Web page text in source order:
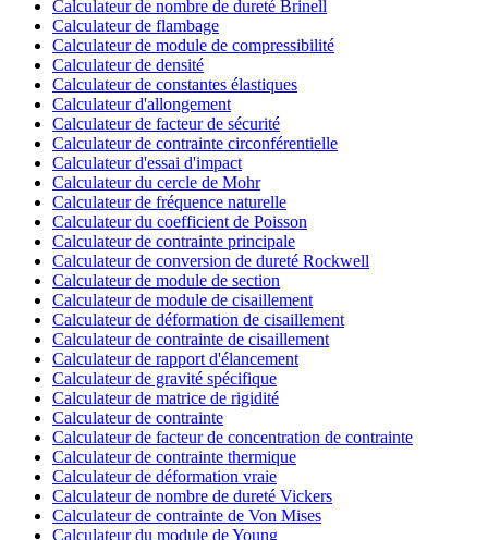
Calculateur de nombre de dureté Brinell
Calculateur de flambage
Calculateur de module de compressibilité
Calculateur de densité
Calculateur de constantes élastiques
Calculateur d'allongement
Calculateur de facteur de sécurité
Calculateur de contrainte circonférentielle
Calculateur d'essai d'impact
Calculateur du cercle de Mohr
Calculateur de fréquence naturelle
Calculateur du coefficient de Poisson
Calculateur de contrainte principale
Calculateur de conversion de dureté Rockwell
Calculateur de module de section
Calculateur de module de cisaillement
Calculateur de déformation de cisaillement
Calculateur de contrainte de cisaillement
Calculateur de rapport d'élancement
Calculateur de gravité spécifique
Calculateur de matrice de rigidité
Calculateur de contrainte
Calculateur de facteur de concentration de contrainte
Calculateur de contrainte thermique
Calculateur de déformation vraie
Calculateur de nombre de dureté Vickers
Calculateur de contrainte de Von Mises
Calculateur du module de Young